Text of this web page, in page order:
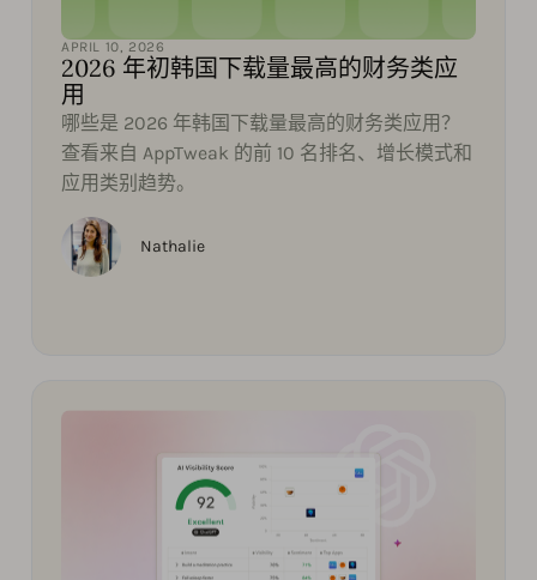
APRIL 10, 2026
2026 年初韩国下载量最高的财务类应
用
哪些是 2026 年韩国下载量最高的财务类应用？
查看来自 AppTweak 的前 10 名排名、增长模式和
应用类别趋势。
Nathalie